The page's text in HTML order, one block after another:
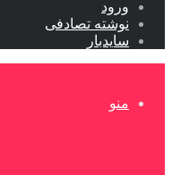
ورود
نوشته تصادفی
سایدبار
منو